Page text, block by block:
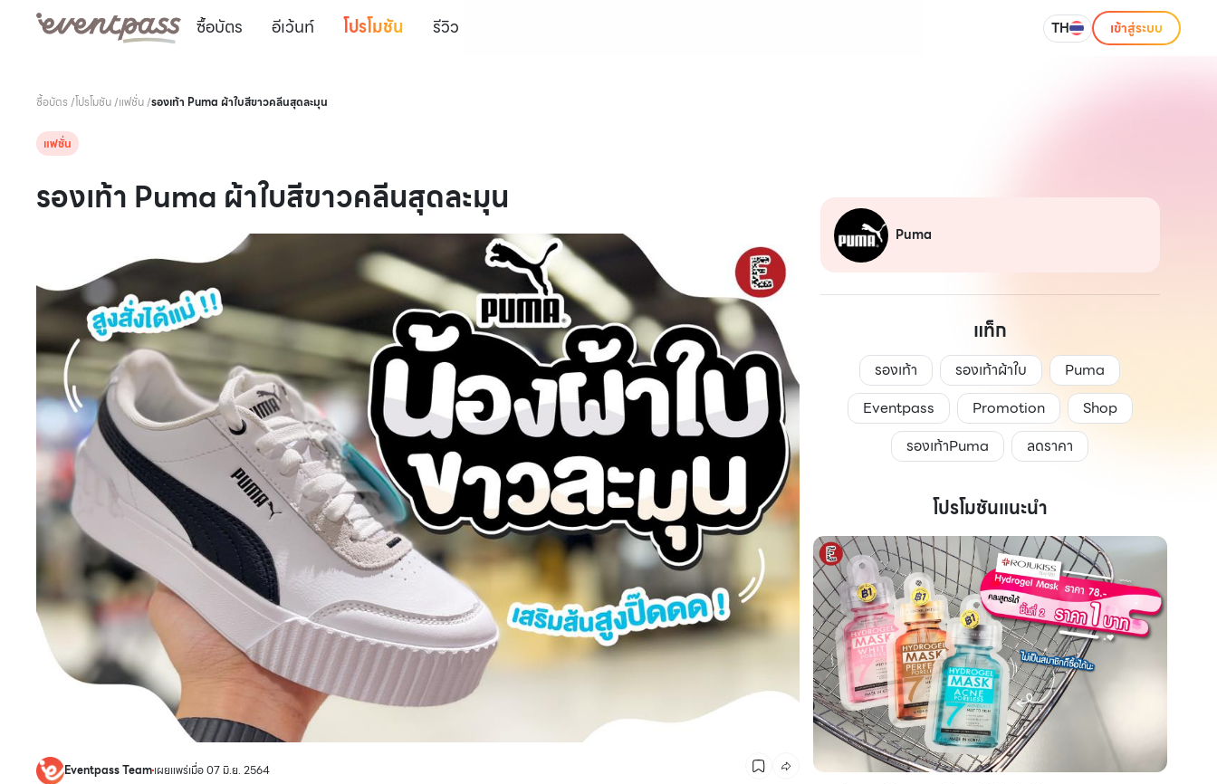
ซื้อบัตร อีเว้นท์ โปรโมชัน รีวิว TH เข้าสู่ระบบ
ซื้อบัตร /โปรโมชัน/แฟชั่น/รองเท้า Puma ผ้าใบสีขาวคลีนสุดละมุน
แฟชั่น
รองเท้า Puma ผ้าใบสีขาวคลีนสุดละมุน
Eventpass Teamเผยแพร่เมื่อ 07 มิ.ย. 2564
Puma
แท็ก
รองเท้า รองเท้าผ้าใบ
Puma
Eventpass
Promotion
Shop
รองเท้าPuma
ลดราคา
โปรโมชันแนะนำ